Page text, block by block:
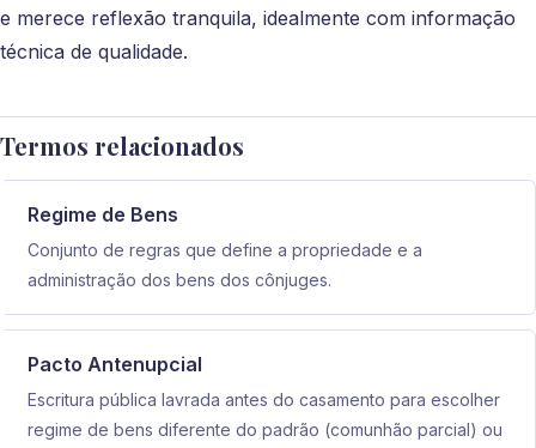
e merece reflexão tranquila, idealmente com informação
técnica de qualidade.
Termos relacionados
Regime de Bens
Conjunto de regras que define a propriedade e a
administração dos bens dos cônjuges.
Pacto Antenupcial
Escritura pública lavrada antes do casamento para escolher
regime de bens diferente do padrão (comunhão parcial) ou